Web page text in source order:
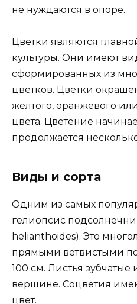
не нуждаются в опоре.
Цветки являются
культуры. Они имеют
сформированных из
цветков. Цветки
желтого, оранжевого
цвета. Цветение
продолжается
Виды и сорта
Одним из самых
гелиопсис
helianthoides). Это
прямыми ветвистыми
100 см. Листья зубчатые
вершине. Соцветия
цвет.